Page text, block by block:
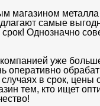
магазином металла
самые
срок! Однозначно
уже
оперативно
в срок, цены
тем, кто ищет